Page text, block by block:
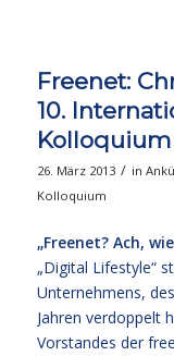
Freenet:
10.
Kolloquium
26. März 2013 / in
Kolloquium
„Freenet? Ach,
„Digital Lifestyle“
Unternehmens,
Jahren verdoppelt
Vorstandes der